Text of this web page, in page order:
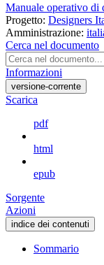
Manuale operativo di
Progetto: Designers
Amministrazione:
Cerca nel documento
Informazioni
versione-corrente
Scarica
pdf
html
epub
Sorgente
Azioni
indice dei contenuti
Sommario